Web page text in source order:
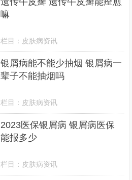
嘛
栏目： 皮肤病资讯
银屑病能不能少抽烟 银屑病一
辈子不能抽烟吗
栏目： 皮肤病资讯
2023医保银屑病 银屑病医保
能报多少
栏目： 皮肤病资讯